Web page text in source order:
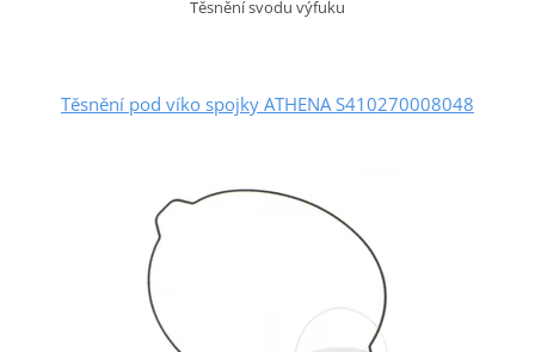
Těsnění svodu výfuku
Těsnění pod víko spojky ATHENA S410270008048